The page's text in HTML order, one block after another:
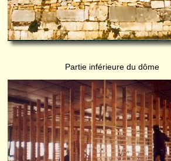
Partie inférieure du dôme